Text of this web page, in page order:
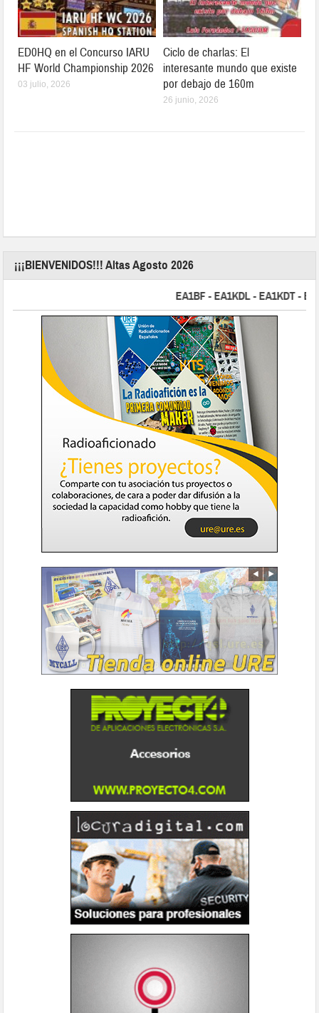
ED0HQ en el Concurso IARU
HF World Championship 2026
03 julio, 2026
Ciclo de charlas: El
interesante mundo que existe
por debajo de 160m
26 junio, 2026
¡¡¡BIENVENIDOS!!! Altas Agosto 2026
EA1BF - EA1KDL - EA1KDT -